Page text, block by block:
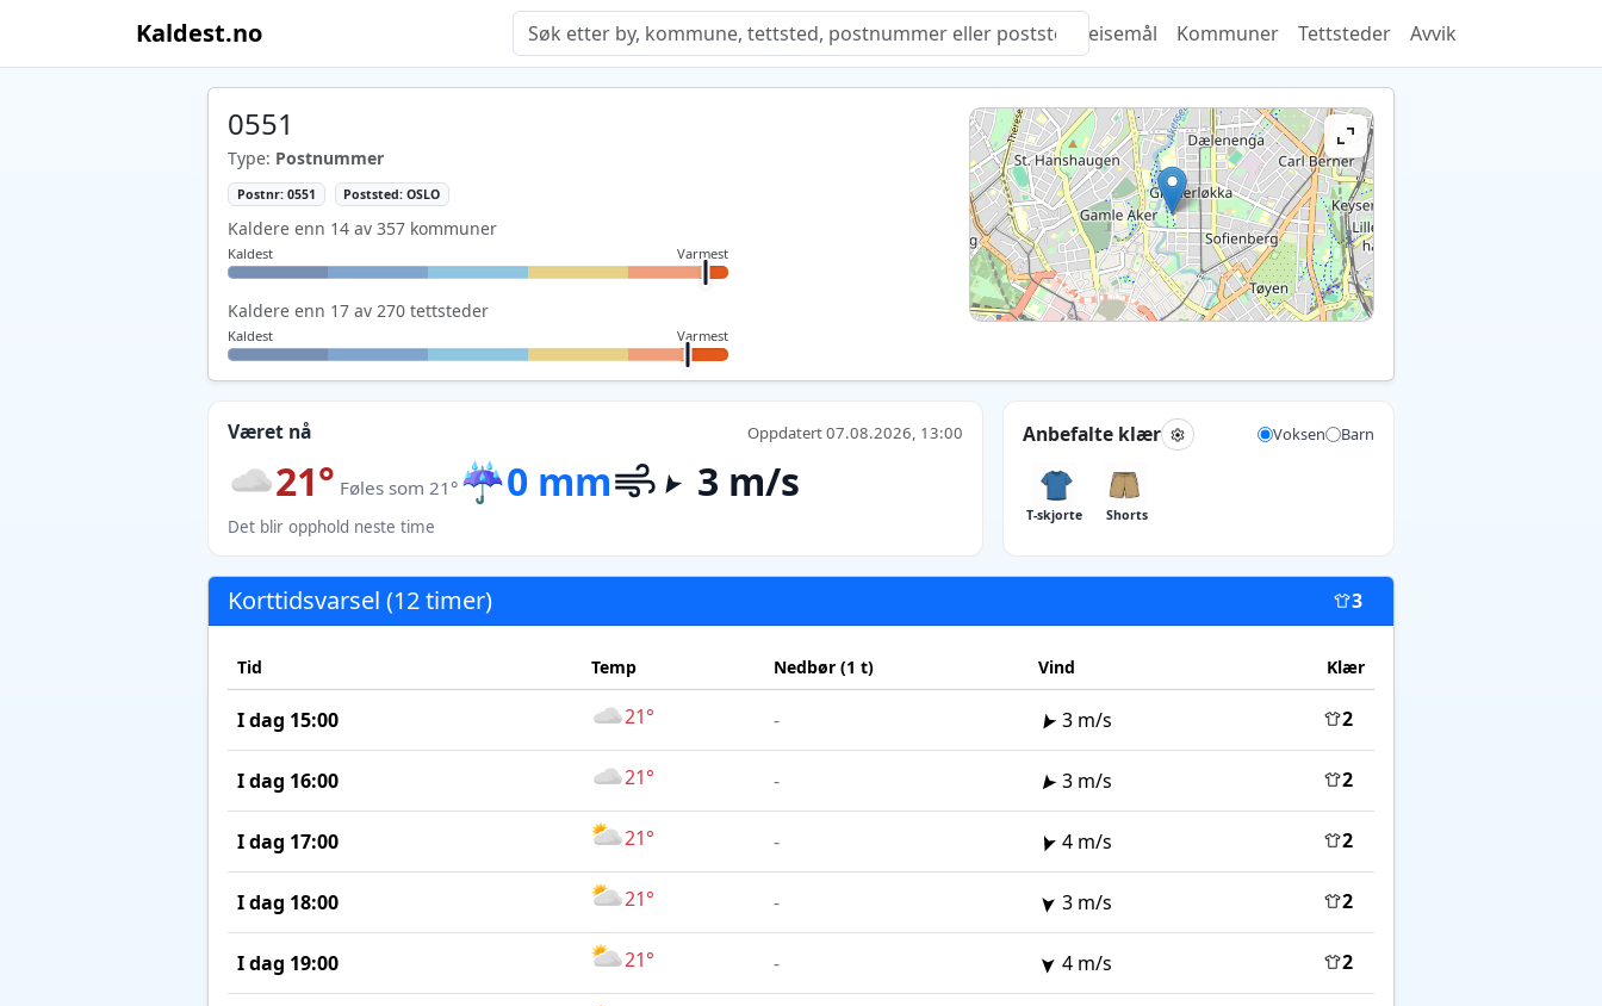
Kaldest.no Quiz Reisemål Kommuner Tettsteder Avvik
0551
Type: Postnummer
Postnr: 0551 Poststed: OSLO
Kaldere enn 14 av 357 kommuner
Kaldest Varmest
Kaldere enn 17 av 270 tettsteder
Kaldest Varmest
Været nå Oppdatert 07.08.2026, 13:00
21° Føles som 21° ☔0 mm 3 m/s
Det blir opphold neste time
Anbefalte klær Voksen Barn
T-skjorte Shorts
Korttidsvarsel (12 timer) 3
Tid Temp Nedbør (1 t) Vind Klær
I dag 15:00 21° - 3 m/s 2
I dag 16:00 21° - 3 m/s 2
I dag 17:00 21° - 4 m/s 2
I dag 18:00 21° - 3 m/s 2
I dag 19:00 21° - 4 m/s 2